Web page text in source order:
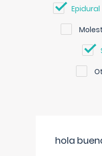
Epidural
hola